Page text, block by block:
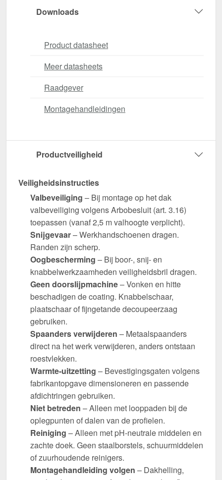
Downloads
Product datasheet
Meer datasheets
Raadgever
Montagehandleidingen
Productveiligheid
Veiligheidsinstructies
Valbeveiliging – Bij montage op het dak
valbeveiliging volgens Arbobesluit (art. 3.16)
toepassen (vanaf 2,5 m valhoogte verplicht).
Snijgevaar– Werkhandschoenen dragen.
Randen zijn scherp.
Oogbescherming – Bij boor-, snij- en
knabbelwerkzaamheden veiligheidsbril dragen.
Geen doorslijpmachine– Vonken en hitte
beschadigen de coating. Knabbelschaar,
plaatschaar of fijngetande decoupeerzaag
gebruiken.
Spaanders verwijderen – Metaalspaanders
direct na het werk verwijderen, anders ontstaan
roestvlekken.
Warmte-uitzetting – Bevestigingsgaten volgens
fabrikantopgave dimensioneren en passende
afdichtringen gebruiken.
Niet betreden – Alleen met looppaden bij de
oplegpunten of dalen van de profielen.
Reiniging – Alleen met pH-neutrale middelen en
zachte doek. Geen staalborstels, schuurmiddelen
of zuurhoudende reinigers.
Montagehandleiding volgen – Dakhelling,